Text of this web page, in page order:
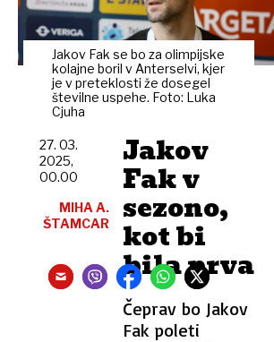
Jakov Fak se bo za olimpijske
kolajne boril v Anterselvi, kjer
je v preteklosti že dosegel
številne uspehe. Foto: Luka
Cjuha
Jakov
Fak v
sezono,
kot bi
bila prva
Čeprav bo Jakov
Fak poleti
27. 03.
2025,
00.00
MIHA A.
ŠTAMCAR